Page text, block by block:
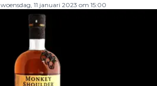
woensdag, 11 januari 2023 om 15:00